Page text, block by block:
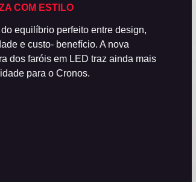
COM ESTILO
do equilíbrio perfeito entre design,
e custo- benefício. A nova
dos faróis em LED traz ainda mais
para o Cronos.